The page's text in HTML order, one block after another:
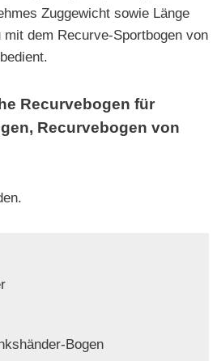
Zuggewicht sowie Länge
dem Recurve-Sportbogen von
Recurvebogen für
Recurvebogen von
Bogen